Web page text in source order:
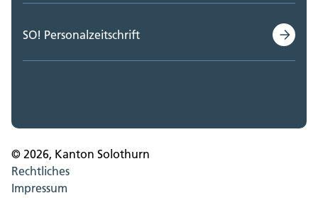
SO! Personalzeitschrift
© 2026, Kanton Solothurn
Rechtliches
Impressum